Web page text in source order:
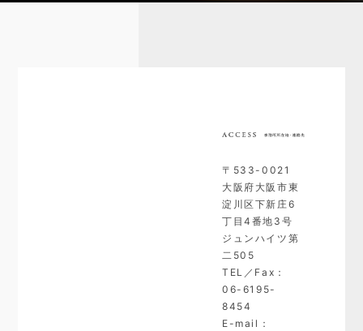
〒533-0021
大阪府大阪市東
淀川区下新庄6
丁目4番地3号
ジュンハイツ第
二505
TEL／Fax：
06-6195-
8454
E-mail：